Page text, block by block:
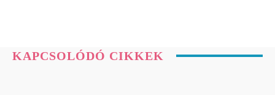
KAPCSOLÓDÓ CIKKEK